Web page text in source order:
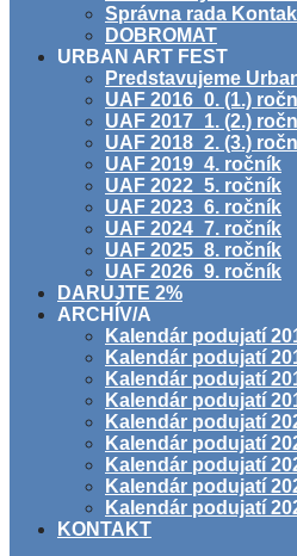
Správna rada
DOBROMAT
URBAN ART FEST
Predstavujeme
UAF 2016_0. (1.)
UAF 2017_1. (2.)
UAF 2018_2. (3.)
UAF 2019_4. ročník
UAF 2022_5. ročník
UAF 2023_6. ročník
UAF 2024_7. ročník
UAF 2025_8. ročník
UAF 2026_9. ročník
DARUJTE 2%
ARCHÍV/A
Kalendár podujatí
Kalendár podujatí
Kalendár podujatí
Kalendár podujatí
Kalendár podujatí
Kalendár podujatí
Kalendár podujatí
Kalendár podujatí
Kalendár podujatí
KONTAKT